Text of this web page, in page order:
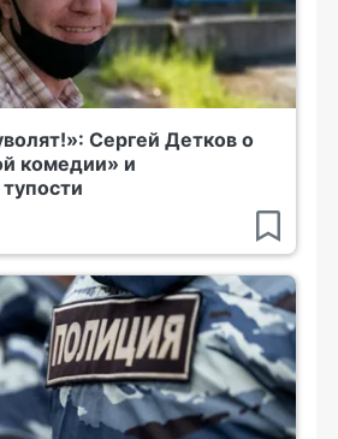
Сергей Детков о
комедии» и